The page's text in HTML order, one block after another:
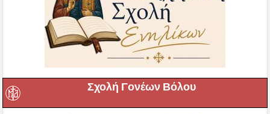
Σχολή Γονέων Βόλου